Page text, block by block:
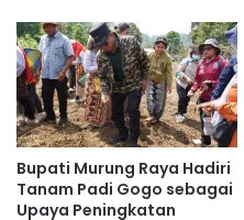
Bupati Murung Raya Hadiri
Tanam Padi Gogo sebagai
Upaya Peningkatan